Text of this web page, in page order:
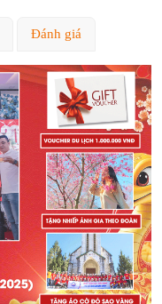
Đánh giá